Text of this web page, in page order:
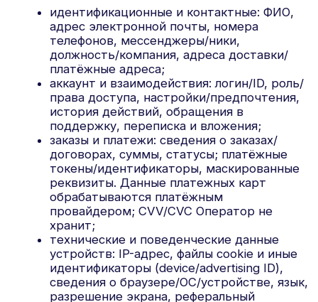
документы (только если вы их
предоставляете/это необходимо для
цели): удостоверяющие личность/право
(тип и реквизиты в требуемом объёме),
доверенности, акты, заявки и др.;
публично доступные ПДн: информация из
общедоступных источников и открытых
профилей, если вы ссылаетесь на них или
они связаны с обращением;
специальные категории и биометрия —
только при явном предоставлении и
отдельном согласии: сведения о здоровье,
биометрические данные (например, фото/
видео для распознавания лица/личности) и
иные данные, требующие повышенной
защиты.
4. Источники получения данных
От вас лично; от ваших устройств и
используемых вами сервисов; от третьих лиц по
вашему поручению/в рамках сотрудничества
(платёжные провайдеры, службы доставки,
организаторы мероприятий, HR-площадки,
провайдеры SSO); из открытых источников при
наличии законных оснований.
5. Действия с данными и способы обработки